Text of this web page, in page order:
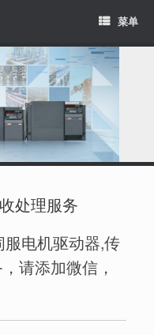
菜单
处理服务
电机驱动器,传
请添加微信，